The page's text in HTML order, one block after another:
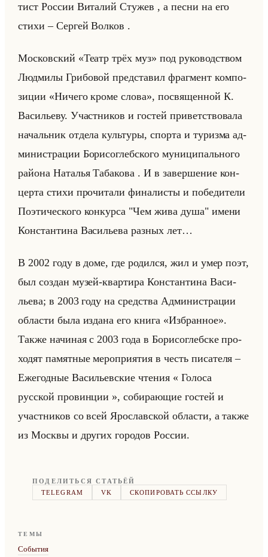
тист Рос­сии Ви­та­лий Сту­жев , а песни на его
стихи – Сер­гей Вол­ков .
Мос­ков­ский «Театр трёх муз» под ру­ко­вод­ством
Люд­ми­лы Гри­бо­вой пред­ста­вил фраг­мент ком­по­
зи­ции «Ничего кроме слова», по­свя­щен­ной К.
Ва­си­лье­ву. Участ­ни­ков и го­стей при­вет­ство­ва­ла
на­чальник от­де­ла культу­ры, спор­та и ту­риз­ма ад­
ми­ни­стра­ции Бо­ри­со­глеб­ско­го му­ни­ци­пально­го
райо­на На­та­лья Та­ба­ко­ва . И в за­вер­ше­ние кон­
цер­та стихи про­чи­та­ли фи­на­ли­сты и по­бе­ди­те­ли
По­эти­че­ско­го кон­кур­са "Чем жива душа" имени
Кон­стан­ти­на Ва­си­лье­ва раз­ных лет…
В 2002 году в доме, где ро­дил­ся, жил и умер поэт,
был со­здан музей-квар­ти­ра Кон­стан­ти­на Ва­си­
лье­ва; в 2003 году на сред­ства Ад­ми­ни­стра­ции
об­ла­сти была из­да­на его книга «Избранное».
Также на­чи­ная с 2003 года в Бо­ри­со­глеб­ске про­
хо­дят па­мят­ные ме­ро­при­ятия в честь пи­са­те­ля –
Еже­год­ные Ва­си­льев­ские чте­ния « Голоса
русской провинции », со­би­ра­ющие го­стей и
участ­ни­ков со всей Яро­слав­ской об­ла­сти, а также
из Моск­вы и дру­гих го­ро­дов Рос­сии.
ПОДЕЛИТЬСЯ СТАТЬЁЙ
TELEGRAM
VK СКОПИРОВАТЬ ССЫЛКУ
ТЕМЫ
События